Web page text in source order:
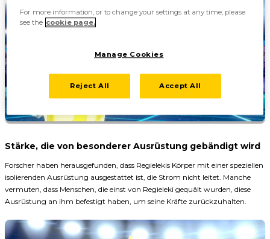
Stärke, die von besonderer Ausrüstung gebändigt wird
Forscher haben herausgefunden, dass Regielekis Körper mit einer speziellen
isolierenden Ausrüstung ausgestattet ist, die Strom nicht leitet. Manche
vermuten, dass Menschen, die einst von Regieleki gequält wurden, diese
Ausrüstung an ihm befestigt haben, um seine Kräfte zurückzuhalten.
For more information, or to change your settings at any time, please
see the cookie page.
Manage Cookies
Reject All Accept All